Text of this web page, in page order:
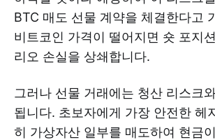
BTC 매도 선물 계약을 체결한다고
비트코인 가격이 떨어지면 숏 포지
리오 손실을 상쇄합니다.
그러나 선물 거래에는 청산 리스크
됩니다. 초보자에게 가장 안전한 헤
히 가상자산 일부를 매도하여 현금